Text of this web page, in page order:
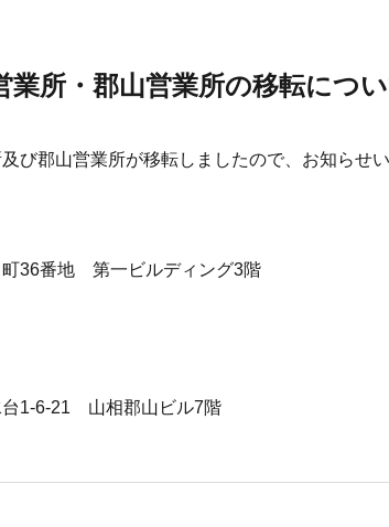
所・郡山営業所の移転につ
び郡山営業所が移転しましたので、お知らせい
36番地 第一ビルディング3階
1-6-21 山相郡山ビル7階